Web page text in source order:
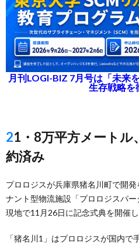
月刊LOGI-BIZ 7月号は「未来
生存戦略を
21・8万平方メートル、MonotaRoが9割契
約済み
プロロジスが兵庫県猪名川町で開
ナント型物流施設「プロロジスパー
現地で11月26日に記念式典を開催し
「猪名川1」はプロロジスが国内